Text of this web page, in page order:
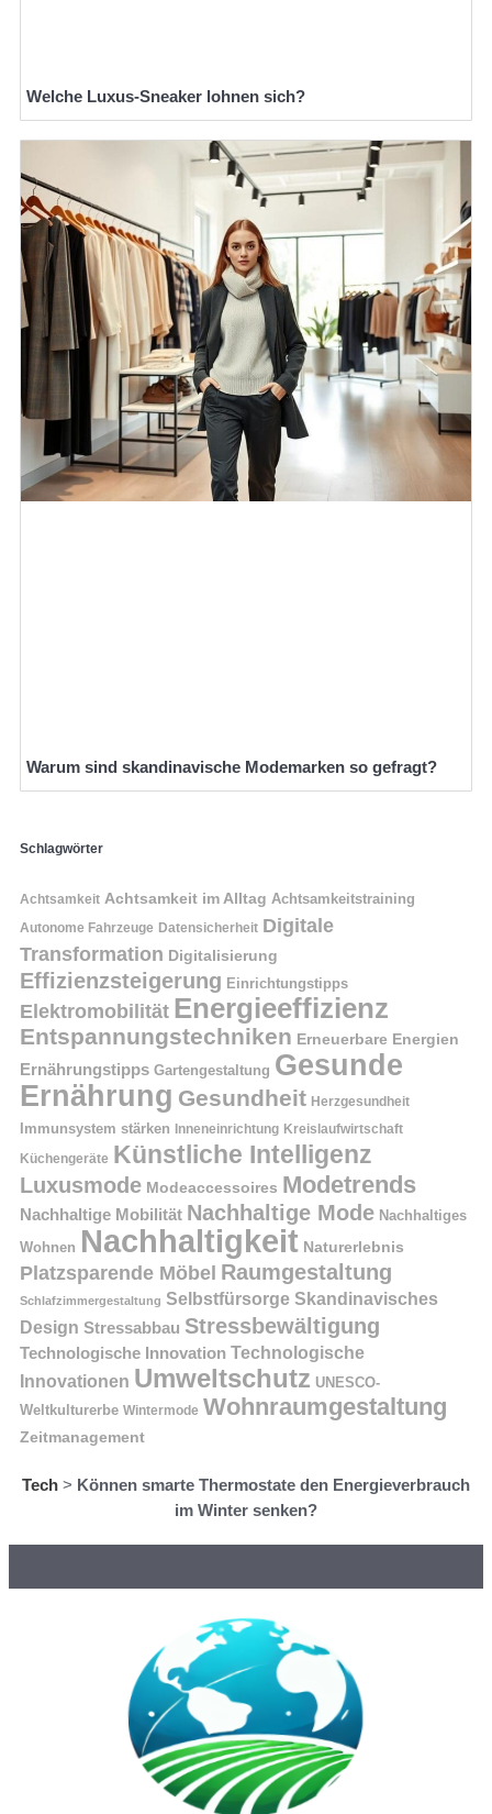
Welche Luxus-Sneaker lohnen sich?
Warum sind skandinavische Modemarken so gefragt?
Schlagwörter
Achtsamkeit Achtsamkeit im Alltag Achtsamkeitstraining
Autonome Fahrzeuge Datensicherheit Digitale
Transformation Digitalisierung
Effizienzsteigerung Einrichtungstipps
Elektromobilität Energieeffizienz
Entspannungstechniken Erneuerbare Energien
Ernährungstipps Gartengestaltung Gesunde
Ernährung Gesundheit Herzgesundheit
Immunsystem stärken Inneneinrichtung Kreislaufwirtschaft
Küchengeräte Künstliche Intelligenz
Luxusmode Modeaccessoires Modetrends
Nachhaltige Mobilität Nachhaltige Mode Nachhaltiges
Wohnen Nachhaltigkeit Naturerlebnis
Platzsparende Möbel Raumgestaltung
Schlafzimmergestaltung Selbstfürsorge Skandinavisches
Design Stressabbau Stressbewältigung
Technologische Innovation Technologische
Innovationen Umweltschutz UNESCO-
Weltkulturerbe Wintermode Wohnraumgestaltung
Zeitmanagement
Tech > Können smarte Thermostate den Energieverbrauch
im Winter senken?